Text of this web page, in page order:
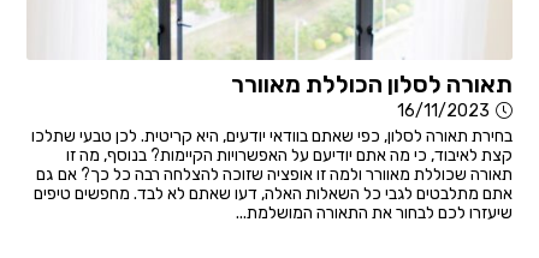
תאורה לסלון הכוללת מאוורר
16/11/2023
בחירת תאורה לסלון, כפי שאתם בוודאי יודעים, היא קריטית. לכן טבעי שתלכו
קצת לאיבוד, כי מה אתם יודיעם על האפשרויות הקיימות? בנוסף, מה זו
תאורה שכוללת מאוורר ולמה זו אופציה שזוכה להצלחה רבה כל כך? אם גם
אתם מתלבטים לגבי כל השאלות האלה, דעו שאתם לא לבד. מחפשים טיפים
שיעזרו לכם לבחור את התאורה המושלמת...